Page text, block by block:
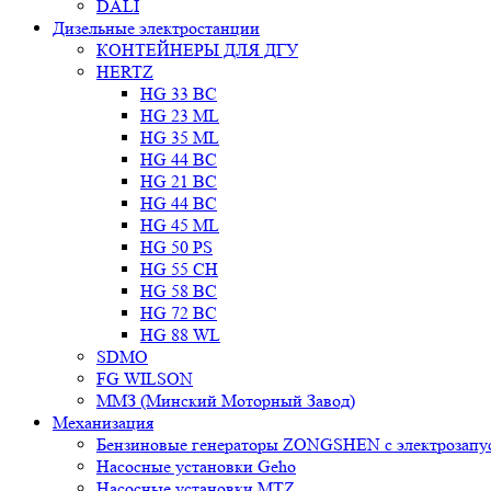
DALI
Дизельные электростанции
КОНТЕЙНЕРЫ ДЛЯ ДГУ
HERTZ
HG 33 BC
HG 23 ML
HG 35 ML
HG 44 BC
HG 21 BC
HG 44 BC
HG 45 ML
HG 50 PS
HG 55 CH
HG 58 BC
HG 72 BC
HG 88 WL
SDMO
FG WILSON
ММЗ (Минский Моторный Завод)
Механизация
Бензиновые генераторы ZONGSHEN с
Насосные установки Geho